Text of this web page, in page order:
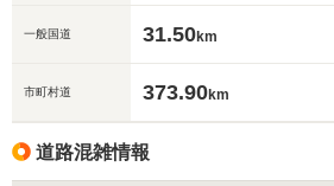
一般国道 31.50km
市町村道 373.90km
道路混雑情報